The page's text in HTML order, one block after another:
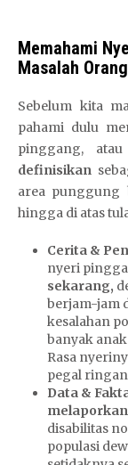
Memahami
Masalah
Sebelum kita
pahami dulu
pinggang,
definisikan
area punggung
hingga di atas
Cerita &
nyeri
sekarang,
berjam-jam
kesalahan
banyak
Rasa
pegal
Data &
melaporkan
disabilitas
populasi